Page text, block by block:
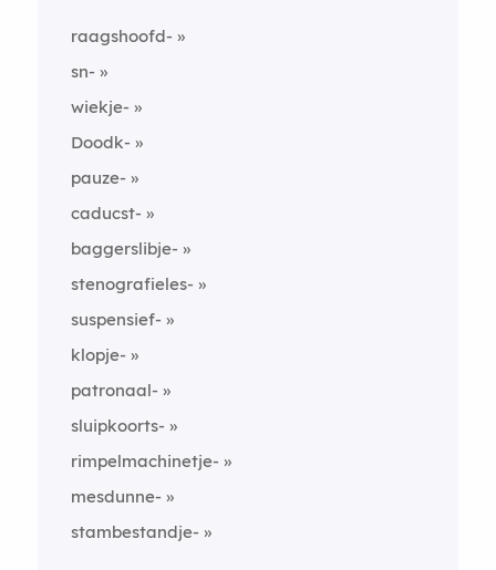
raagshoofd-
sn-
wiekje-
Doodk-
pauze-
caducst-
baggerslibje-
stenografieles-
suspensief-
klopje-
patronaal-
sluipkoorts-
rimpelmachinetje-
mesdunne-
stambestandje-